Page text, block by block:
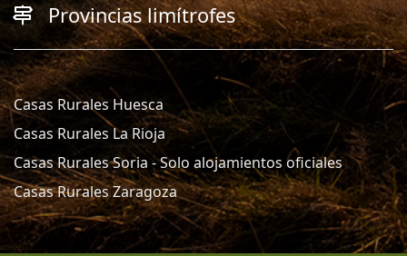
Provincias limítrofes
Casas Rurales Huesca
Casas Rurales La Rioja
Casas Rurales Soria - Solo alojamientos oficiales
Casas Rurales Zaragoza